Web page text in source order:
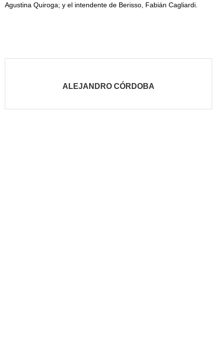
Agustina Quiroga; y el intendente de Berisso, Fabián Cagliardi.
ALEJANDRO CÓRDOBA